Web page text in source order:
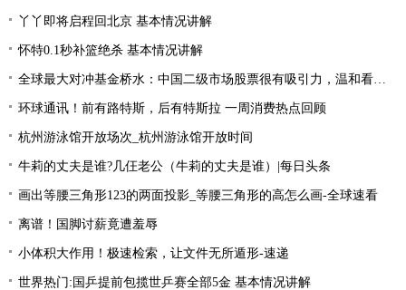
丫丫即将启程回北京 基本情况讲解
怀特0.1秒补篮绝杀 基本情况讲解
全球最大对冲基金桥水：中国二级市场股票很有吸引力，温和看多中国资产|全球简讯
环球通讯！前有路特斯，后有特斯拉 一周消费热点回顾
杭州游泳馆开放场次_杭州游泳馆开放时间
牛莉的丈夫是谁?几仼老公（牛莉的丈夫是谁）|每日头条
画出等腰三角形123的两面投影_等腰三角形的高怎么画-全球速看
离谱！国脚讨薪竟遭羞辱
小体积大作用！极速检索，让文件无所遁形-速递
世界热门:国乒提前包揽世乒赛全部5金 基本情况讲解